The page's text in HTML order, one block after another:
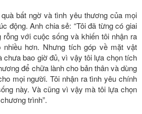
bất ngờ và tình yêu thương của mọi
động. Anh chia sẻ: “Tôi đã từng có giai
với cuộc sống và khiến tôi nhận ra
nhiều hơn. Nhưng tích góp về mặt vật
chưa bao giờ đủ, vì vậy tôi lựa chọn tích
để chữa lành cho bản thân và dùng
mọi người. Tôi nhận ra tình yêu chính
này. Và cũng vì vậy mà tôi lựa chọn
trình”.